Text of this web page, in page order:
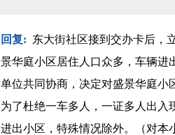
回复: 东大街社区接到交办卡后，
景华庭小区居住人口众多，车辆进
单位共同协商，决定对盛景华庭小
为了杜绝一车多人，一证多人出入
进出小区，特殊情况除外。（对本